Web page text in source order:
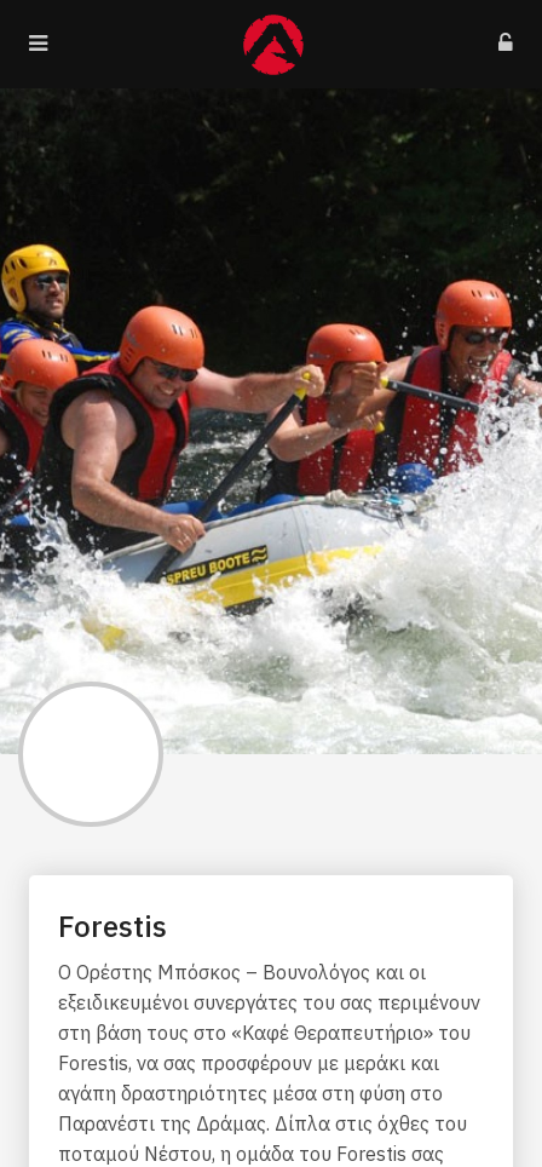
Forestis
Ο Ορέστης Μπόσκος – Βουνολόγος και οι
εξειδικευμένοι συνεργάτες του σας περιμένουν
στη βάση τους στο «Καφέ Θεραπευτήριο» του
Forestis, να σας προσφέρουν με μεράκι και
αγάπη δραστηριότητες μέσα στη φύση στο
Παρανέστι της Δράμας. Δίπλα στις όχθες του
ποταμού Νέστου, η ομάδα του Forestis σας